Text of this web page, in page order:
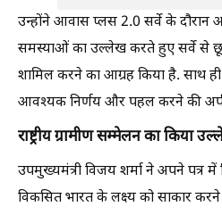
उन्होंने आवास प्लस 2.0 सर्वे के दौरान
समस्याओं का उल्लेख करते हुए सर्वे से छूटे
शामिल करने का आग्रह किया है. साथ
आवश्यक निर्णय और पहल करने की
राष्ट्रीय ग्रामीण सम्मेलन का किया
उपमुख्यमंत्री विजय शर्मा ने अपने पत्र
विकसित भारत के लक्ष्य को साकार करने